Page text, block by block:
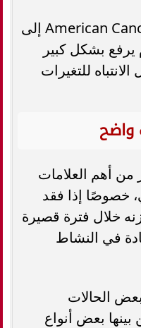
وتشير توصيات American Cancer Society إلى
يرفع بشكل كبير
للتغيرات
واضح
من أهم العلامات
خصوصًا إذا فقد
5% من وزنه خلال فترة قصيرة
في النشاط
الحالات
بعض أنواع